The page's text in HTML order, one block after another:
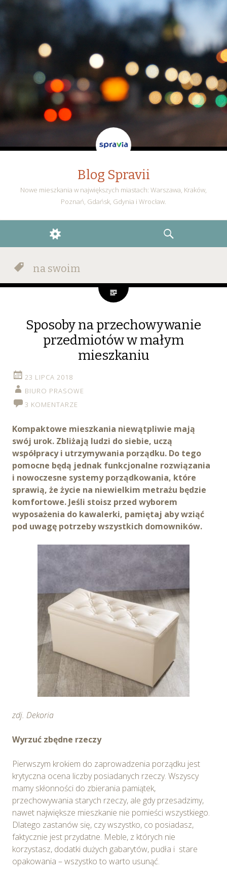
Blog Spravii
Nowe mieszkania w największych miastach: Warszawa, Kraków,
Poznań, Gdańsk, Gdynia i Wrocław.
WIDGETS
SEARCH
na swoim
Sposoby na przechowywanie
przedmiotów w małym
mieszkaniu
23 LIPCA 2018
BIURO PRASOWE
3 KOMENTARZE
Kompaktowe mieszkania niewątpliwie mają
swój urok. Zbliżają ludzi do siebie, uczą
współpracy i utrzymywania porządku. Do tego
pomocne będą jednak funkcjonalne rozwiązania
i nowoczesne systemy porządkowania, które
sprawią, że życie na niewielkim metrażu będzie
komfortowe. Jeśli stoisz przed wyborem
wyposażenia do kawalerki, pamiętaj aby wziąć
pod uwagę potrzeby wszystkich domowników.
zdj. Dekoria
Wyrzuć zbędne rzeczy
Pierwszym krokiem do zaprowadzenia porządku jest
krytyczna ocena liczby posiadanych rzeczy. Wszyscy
mamy skłonności do zbierania pamiątek,
przechowywania starych rzeczy, ale gdy przesadzimy,
nawet największe mieszkanie nie pomieści wszystkiego.
Dlatego zastanów się, czy wszystko, co posiadasz,
faktycznie jest przydatne. Meble, z których nie
korzystasz, dodatki dużych gabarytów, pudła i stare
opakowania – wszystko to warto usunąć.